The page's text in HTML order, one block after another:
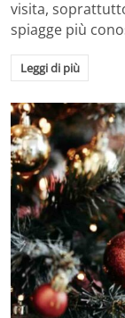
visita,
spiagge più
Leggi di più